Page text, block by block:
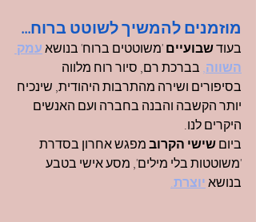
מוזמנים להמשיך לשוטט ברוח...
בעוד שבועיים 'משוטטים ברוח' בנושא עמק
השווה, בברכת רם, סיור רוח מלווה
בסיפורים ושירה מהתרבות היהודית, שינכיח
יותר הקשבה והבנה בחברה ועם האנשים
היקרים לנו.
ביום שישי הקרוב מפגש אחרון בסדרת
'משוטטות בלי מילים', מסע אישי בטבע
בנושאיוצרת.